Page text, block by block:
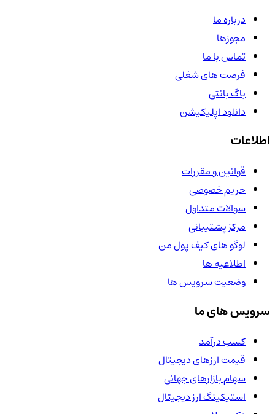
درباره ما
مجوزها
تماس با ما
فرصت های شغلی
باگ بانتی
دانلود اپلیکیشن
اطلاعات
قوانین و مقررات
حریم خصوصی
سوالات متداول
مرکز پشتیبانی
لوگو های کیف پول من
اطلاعیه ها
وضعیت سرویس ها
سرویس های ما
کسب درآمد
قیمت ارزهای دیجیتال
سهام بازارهای جهانی
استیکینگ ارز دیجیتال